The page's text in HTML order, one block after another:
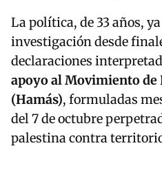
La política, de 33 años,
investigación desde
declaraciones
apoyo al Movimiento de
(Hamás), formuladas
del 7 de octubre
palestina contra